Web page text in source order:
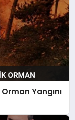
Yangını